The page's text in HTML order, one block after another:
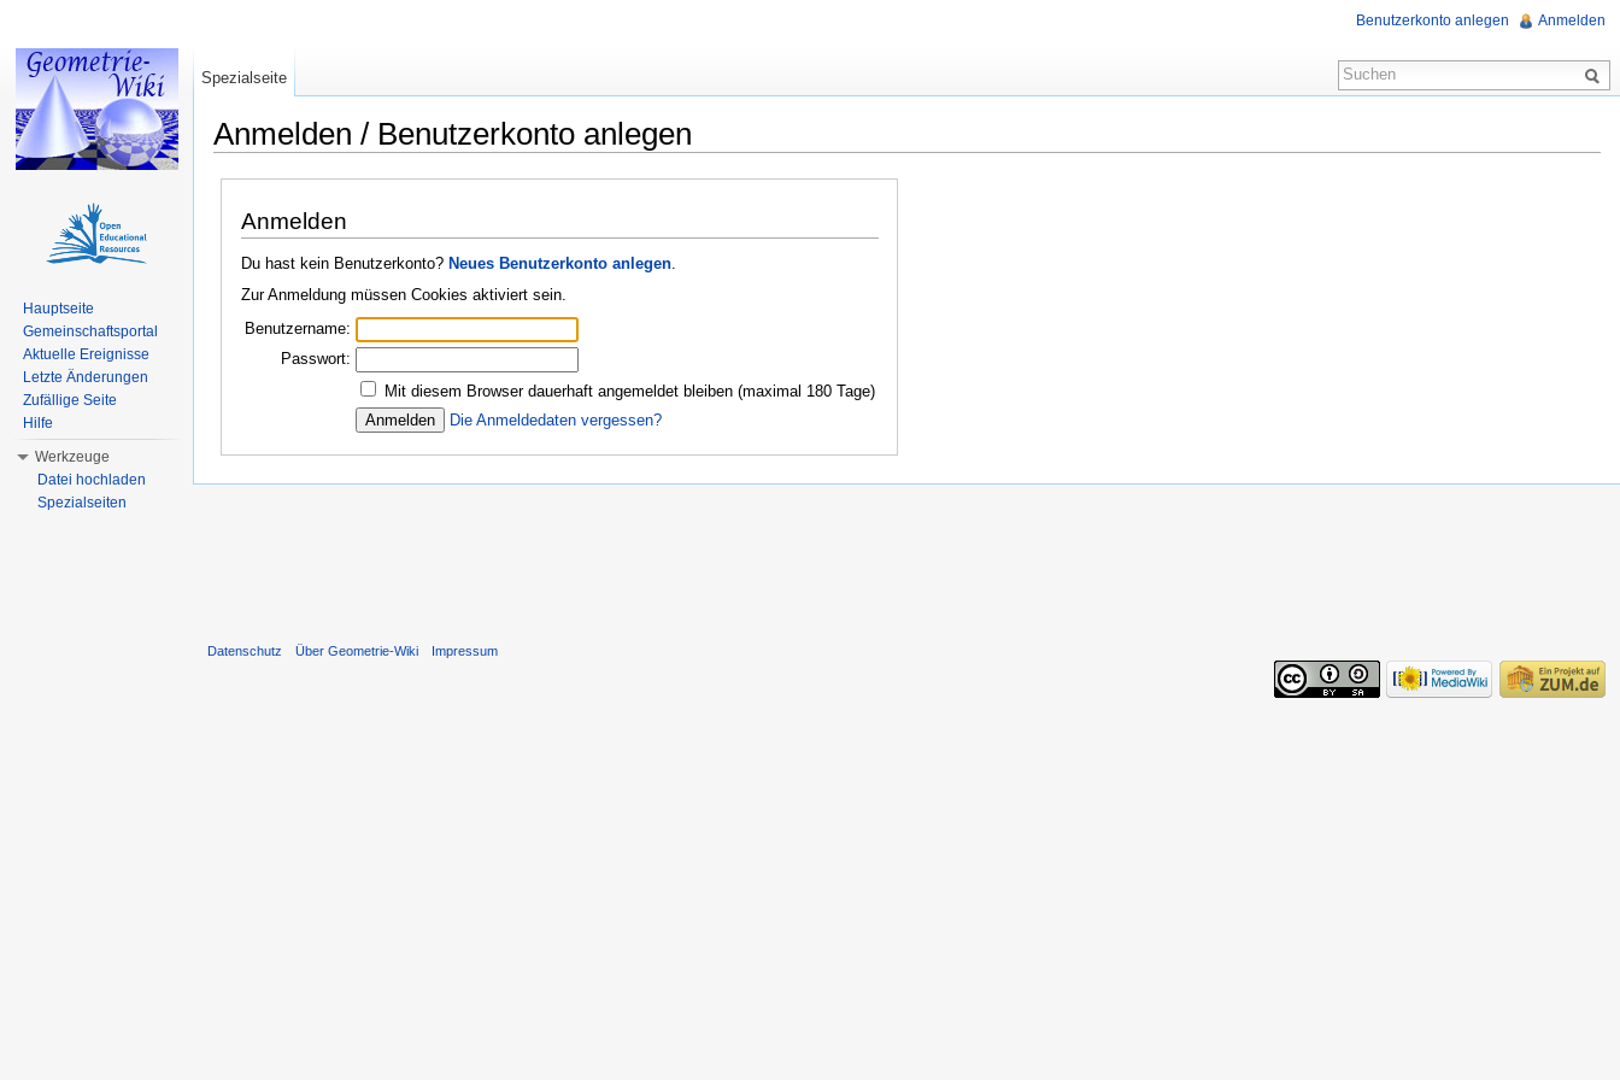
Anmelden / Benutzerkonto anlegen
Anmelden
Du hast kein Benutzerkonto? Neues Benutzerkonto anlegen.
Zur Anmeldung müssen Cookies aktiviert sein.
Benutzername:
Passwort:
Mit diesem Browser dauerhaft angemeldet bleiben (maximal 180 Tage)
Die Anmeldedaten vergessen?
Benutzerkonto anlegen Anmelden
Spezialseite
Hauptseite
Gemeinschaftsportal
Aktuelle Ereignisse
Letzte Änderungen
Zufällige Seite
Hilfe
Werkzeuge
Datei hochladen
Spezialseiten
Datenschutz Über Geometrie-Wiki Impressum